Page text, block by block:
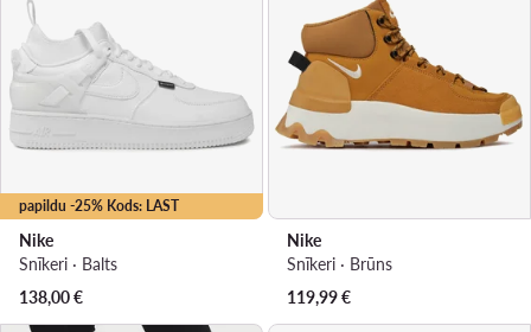
papildu -25% Kods: LAST
Nike
Snīkeri · Balts
138,00€
Nike
Snīkeri · Brūns
119,99€